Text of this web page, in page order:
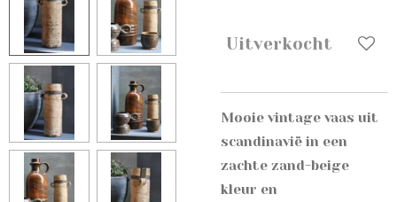
Uitverkocht
Mooie vintage vaas uit
scandinavië in een
zachte zand-beige
kleur en